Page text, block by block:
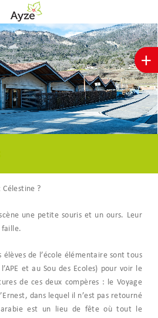
+
Célestine ?
une petite souris et un ours. Leur
faille.
élèves de l’école élémentaire sont tous
et au Sou des Ecoles) pour voir le
de ces deux compères : le Voyage
dans lequel il n’est pas retourné
est un lieu de fête où tout le